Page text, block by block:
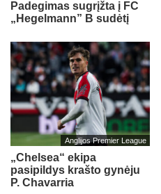
Padegimas sugrįžta į FC
„Hegelmann” B sudėtį
Anglijos Premier League
„Chelsea“ ekipa
pasipildys krašto gynėju
P. Chavarria